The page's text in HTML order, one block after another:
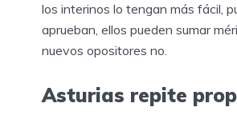
los interinos lo tengan más fácil,
aprueban, ellos pueden sumar
nuevos opositores no.
Asturias repite